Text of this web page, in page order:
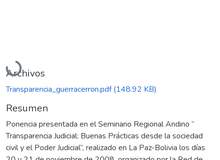
Cargando...
Archivos
Transparencia_guerracerron.pdf(148.92 KB)
Resumen
Ponencia presentada en el Seminario Regional Andino “
Transparencia Judicial: Buenas Prácticas desde la sociedad
civil y el Poder Judicial”, realizado en La Paz-Bolivia los días